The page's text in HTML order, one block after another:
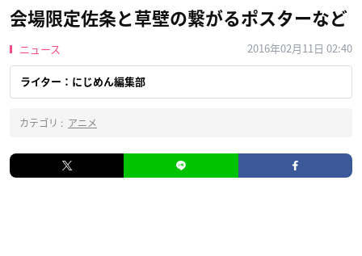
会場限定佐条と草壁の繋がるポスターなど
ニュース 2016年02月11日 02:40
ライター：にじめん編集部
カテゴリ : アニメ